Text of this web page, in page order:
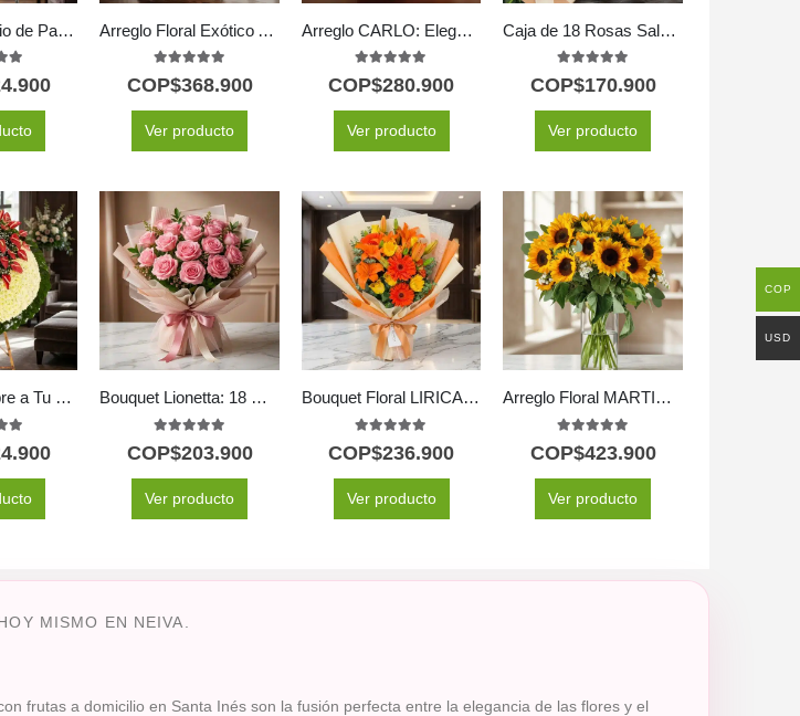
Corona Refugio de Paz: Un Último Adiós a Hiram 🕊️ Arreglo Floral Exótico Armonía
5.00
COP$368.900
Ver producto
Arreglo CARLO: Elegancia en Rosas con Vino y Chocolates 🍷
5.00
COP$280.900
Ver producto
Caja de 18 Rosas Salmón
5.00
COP$170.900
Ver producto
Corona Fúnebre a Tu Memoria Bouquet Lionetta: 18 Rosas Rosadas para Ocasiones Especiales 🌹
COP$203.900
Ver producto
Bouquet Floral LIRICA: Poesía en Lirios Naranja y Rosas Amarillas 📜
COP$236.900
Ver producto
Arreglo Floral MARTINA: 21 Girasoles para Iluminar el Alma 🌻
COP$423.900
Ver producto
MISMO EN NEIVA.
frutas a domicilio en Santa Inés son la fusión perfecta entre la elegancia de las flores y el
COP
USD